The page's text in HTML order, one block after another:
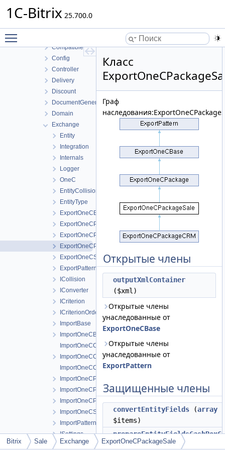
1C-Bitrix 25.700.0
Bigdata
Compatible
Config
Controller
Delivery
Discount
DocumentGenerator
Domain
Exchange
Entity
Integration
Internals
Logger
OneC
EntityCollisionType
EntityType
ExportOneCBase
ExportOneCPackage
ExportOneCPackageCRM
ExportOneCPackageSale
ExportOneCSubordinateSale
ExportPattern
ICollision
IConverter
ICriterion
ICriterionOrder
ImportBase
ImportOneCBase
ImportOneCContragent
ImportOneCContragentBase
ImportOneCContragentCRM
ImportOneCPackage
ImportOneCPackageCRM
ImportOneCPackageSale
ImportOneCSubordinateSale
ImportPattern
ISettings
ISettingsExport
Класс
Граф
Открытые члены
outputXmlContainer
($xml)
Открытые члены
унаследованные от
ExportOneCBase
Открытые члены
унаследованные от
ExportPattern
Защищенные члены
convertEntityFields (array
$items)
(PaymentImport$item,
Bitrix Sale Exchange ExportOneCPackageSale